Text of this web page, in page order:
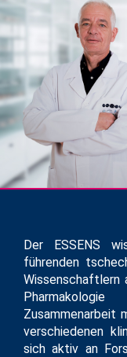
Der ESSENS
führenden
Wissenschaftlern
Zusammenarbeit
verschiedenen
sich aktiv an